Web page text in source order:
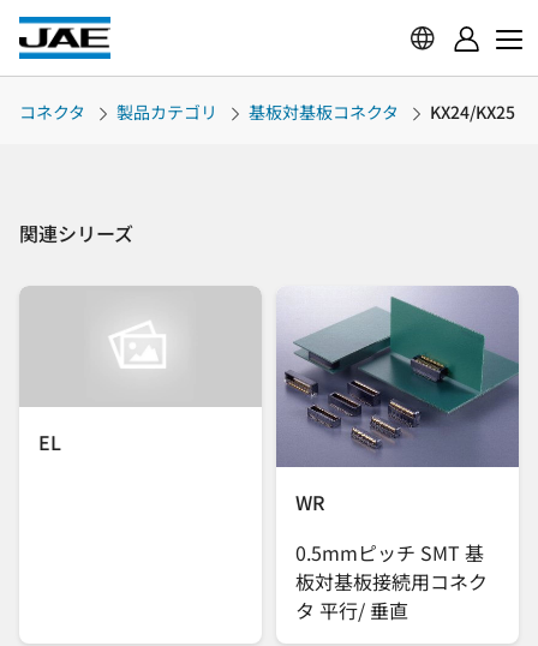
コネクタ 製品カテゴリ 基板対基板コネクタ KX24/KX25
関連シリーズ
EL
WR
0.5mmピッチ SMT 基
板対基板接続用コネク
タ 平行/ 垂直